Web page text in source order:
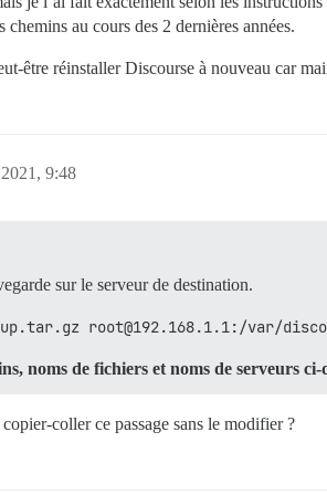
chemins au cours des 2 dernières années.
être réinstaller Discourse à nouveau car
9:48
sur le serveur de destination.
root@192.168.1.1:/var/
noms de fichiers et noms de serveurs
coller ce passage sans le modifier ?